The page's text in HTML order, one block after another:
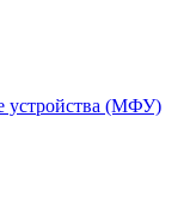
устройства (МФУ)